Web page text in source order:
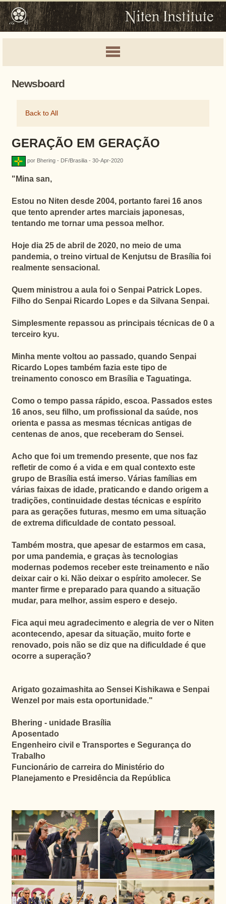
Newsboard
Back to All
GERAÇÃO EM GERAÇÃO
por Bhering - DF/Brasilia - 30-Apr-2020
" Mina san,
Estou no Niten desde 2004, portanto farei 16 anos
que tento aprender artes marciais japonesas,
tentando me tornar uma pessoa melhor.
Hoje dia 25 de abril de 2020, no meio de uma
pandemia, o treino virtual de Kenjutsu de Brasília foi
realmente sensacional.
Quem ministrou a aula foi o Senpai Patrick Lopes.
Filho do Senpai Ricardo Lopes e da Silvana Senpai.
Simplesmente repassou as principais técnicas de 0 a
terceiro kyu.
Minha mente voltou ao passado, quando Senpai
Ricardo Lopes também fazia este tipo de
treinamento conosco em Brasília e Taguatinga.
Como o tempo passa rápido, escoa. Passados estes
16 anos, seu filho, um profissional da saúde, nos
orienta e passa as mesmas técnicas antigas de
centenas de anos, que receberam do Sensei.
Acho que foi um tremendo presente, que nos faz
refletir de como é a vida e em qual contexto este
grupo de Brasília está imerso. Várias famílias em
várias faixas de idade, praticando e dando origem a
tradições, continuidade destas técnicas e espírito
para as gerações futuras, mesmo em uma situação
de extrema dificuldade de contato pessoal.
Também mostra, que apesar de estarmos em casa,
por uma pandemia, e graças às tecnologias
modernas podemos receber este treinamento e não
deixar cair o ki. Não deixar o espírito amolecer. Se
manter firme e preparado para quando a situação
mudar, para melhor, assim espero e desejo.
Fica aqui meu agradecimento e alegria de ver o Niten
acontecendo, apesar da situação, muito forte e
renovado, pois não se diz que na dificuldade é que
ocorre a superação?
Arigato gozaimashita ao Sensei Kishikawa e Senpai
Wenzel por mais esta oportunidade."
Bhering - unidade Brasília
Aposentado
Engenheiro civil e Transportes e Segurança do
Trabalho
Funcionário de carreira do Ministério do
Planejamento e Presidência da República